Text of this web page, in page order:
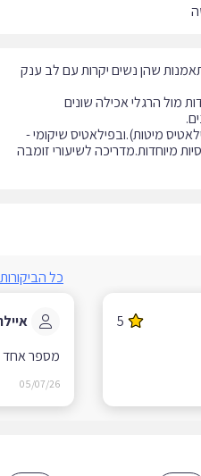
שהן נשים יקרות עם לב ענק
מיוחדות.מדריכה לשיעורי זומבה
כל הביקורות
5
איילה
מספר אחד !
05/07/26